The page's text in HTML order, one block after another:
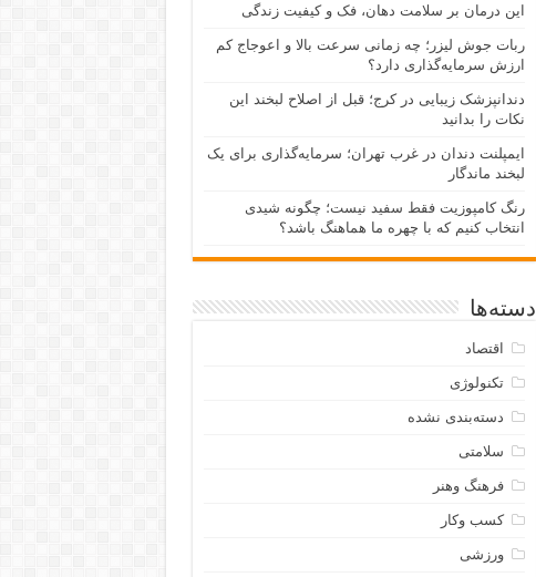
این درمان بر سلامت دهان، فک و کیفیت زندگی
ربات جوش لیزر؛ چه زمانی سرعت بالا و اعوجاج کم
ارزش سرمایه‌گذاری دارد؟
دندانپزشک زیبایی در کرج؛ قبل از اصلاح لبخند این
نکات را بدانید
ایمپلنت دندان در غرب تهران؛ سرمایه‌گذاری برای یک
لبخند ماندگار
رنگ کامپوزیت فقط سفید نیست؛ چگونه شیدی
انتخاب کنیم که با چهره ما هماهنگ باشد؟
دسته‌ها
اقتصاد
تکنولوژی
دسته‌بندی نشده
سلامتی
فرهنگ وهنر
کسب وکار
ورزشی